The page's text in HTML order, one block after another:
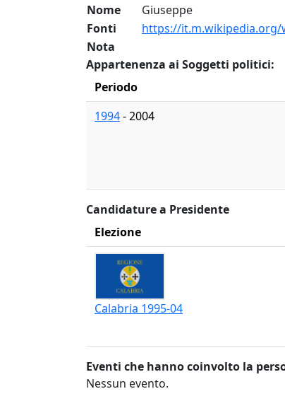
Nome
Giuseppe
Fonti
https://it.m.wikipedia.org/
Nota
Appartenenza ai Soggetti politici:
Periodo
1994- 2004
Candidature a Presidente
Elezione
Calabria 1995-04
Eventi che hanno coinvolto la
Nessun evento.